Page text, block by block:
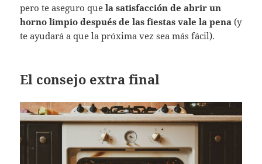
pero te aseguro quela satisfacción de abrir un
horno limpio después de las fiestas vale la pena (y
te ayudará a que la próxima vez sea más fácil).
El consejo extra final